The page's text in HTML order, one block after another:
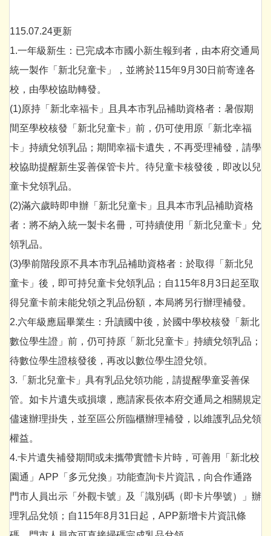
115.07.24更新
1.一年級新生：已完成本市國小新生報到者，由本府交通局
統一製作「新北兒童卡」，並將於115年9月30日前寄達各
校，由學校協助轉發。
(1)原持「新北幸福卡」且具本市乳品補助資格者：暑假期
間至學校核發「新北兒童卡」前，仍可使用原「新北幸福
卡」持續兌領乳品；期間幸福卡遺失，不再受理補發，請學
校協助提醒新生妥善保管卡片。待兒童卡核發後，即改以兒
童卡兌領乳品。
(2)滿六歲時即申辦「新北兒童卡」且具本市乳品補助資格
者：將不納入統一製卡名冊，可持續使用「新北兒童卡」兌
領乳品。
(3)學前階段原不具本市乳品補助資格者：於取得「新北兒
童卡」後，即可持兒童卡兌領乳品；自115年8月3日起至取
得兒童卡前未能兌領之乳品份額，本局將另行辦理補發。
2.六年級應屆畢業生：升讀國中後，於國中學校核發「新北
數位學生證」前，仍可持原「新北兒童卡」持續兌領乳品；
待數位學生證核發後，再改以數位學生證兌領。
3.「新北兒童卡」具有乳品兌領功能，請提醒學童妥善保
管。如卡片遺失或損壞，應請家長依本府交通局之相關規定
儘速辦理掛失，並至區公所臨櫃辦理補發，以維護乳品兌領
權益。
4.卡片遺失補發期間或未攜帶實體卡片時，可善用「新北校
園通」APP「多元兌換」功能查詢卡片資訊，向合作通路
門市人員出示「外觀卡號」及「識別碼（即卡片學號）」辦
理乳品兌領；自115年8月31日起，APP新增卡片資訊條